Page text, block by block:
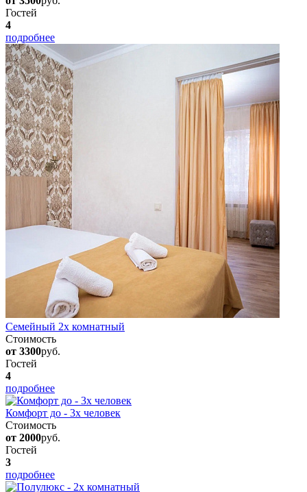
Гостей
4
подробнее
Семейный 2х комнатный
Стоимость
от 3300руб.
Гостей
4
подробнее
Комфорт до - 3х человек
Стоимость
от 2000руб.
Гостей
3
подробнее